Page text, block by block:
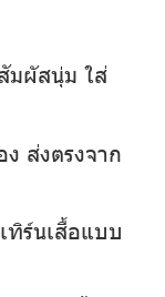
มผัสนุ่ม ใส่
ส่งตรงจาก
ทิร์นเสื้อแบบ